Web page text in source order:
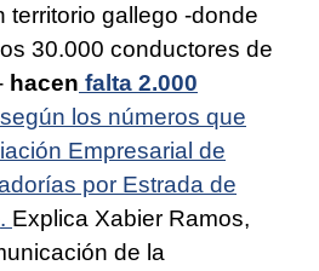
territorio gallego -donde
30.000 conductores de
hacen falta 2.000
según los números que
Empresarial de
por Estrada de
Explica Xabier Ramos,
de la